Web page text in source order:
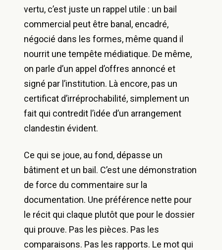
vertu, c’est juste un rappel utile : un bail
commercial peut être banal, encadré,
négocié dans les formes, même quand il
nourrit une tempête médiatique. De même,
on parle d’un appel d’offres annoncé et
signé par l’institution. Là encore, pas un
certificat d’irréprochabilité, simplement un
fait qui contredit l’idée d’un arrangement
clandestin évident.
Ce qui se joue, au fond, dépasse un
bâtiment et un bail. C’est une démonstration
de force du commentaire sur la
documentation. Une préférence nette pour
le récit qui claque plutôt que pour le dossier
qui prouve. Pas les pièces. Pas les
comparaisons. Pas les rapports. Le mot qui